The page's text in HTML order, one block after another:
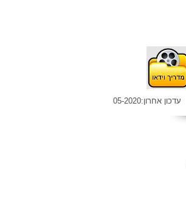
עדכון אחרון:05-2020